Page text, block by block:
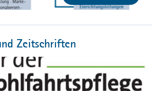
Zeitschriften